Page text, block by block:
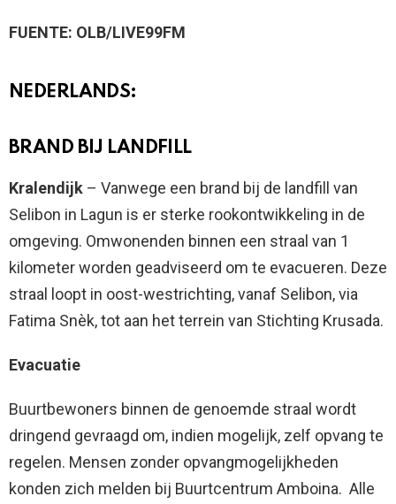
FUENTE: OLB/LIVE99FM
NEDERLANDS:
BRAND BIJ LANDFILL
Kralendijk – Vanwege een brand bij de landfill van
Selibon in Lagun is er sterke rookontwikkeling in de
omgeving. Omwonenden binnen een straal van 1
kilometer worden geadviseerd om te evacueren. Deze
straal loopt in oost-westrichting, vanaf Selibon, via
Fatima Snèk, tot aan het terrein van Stichting Krusada.
Evacuatie
Buurtbewoners binnen de genoemde straal wordt
dringend gevraagd om, indien mogelijk, zelf opvang te
regelen. Mensen zonder opvangmogelijkheden
konden zich melden bij Buurtcentrum Amboina. Alle